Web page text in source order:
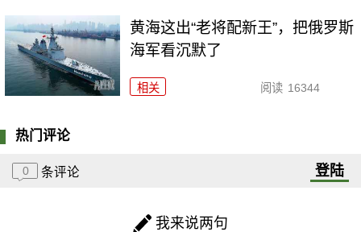
黄海这出“老将配新王”，把俄罗斯
海军看沉默了
相关 阅读 16344
热门评论
0 条评论 登陆
我来说两句